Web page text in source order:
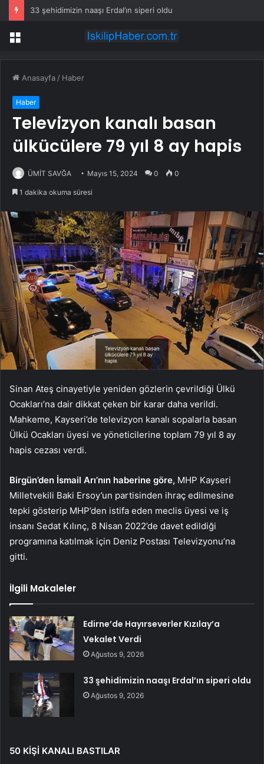
33 şehidimizin naaşı Erdal’ın siperi oldu
Menü
Anasayfa / Haber
Haber
Televizyon kanalı basan
ülkücülere 79 yıl 8 ay hapis
ÜMİT SAVĞA Mayıs 15, 2024 0 0
1 dakika okuma süresi
Sinan Ateş cinayetiyle yeniden gözlerin çevrildiği Ülkü
Ocakları’na dair dikkat çeken bir karar daha verildi.
Mahkeme, Kayseri’de televizyon kanalı sopalarla basan
Ülkü Ocakları üyesi ve yöneticilerine toplam 79 yıl 8 ay
hapis cezası verdi.
Birgün’den İsmail Arı’nın haberine göre, MHP Kayseri
Milletvekili Baki Ersoy’un partisinden ihraç edilmesine
tepki gösterip MHP’den istifa eden meclis üyesi ve iş
insanı Sedat Kılınç, 8 Nisan 2022’de davet edildiği
programına katılmak için Deniz Postası Televizyonu’na
gitti.
İlgili Makaleler
Edirne’de Hayırseverler Kızılay’a
Vekalet Verdi
Ağustos 9, 2026
33 şehidimizin naaşı Erdal’ın siperi oldu
Ağustos 9, 2026
50 KİŞİ KANALI BASTILAR